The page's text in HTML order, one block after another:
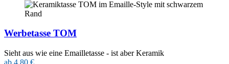
Werbetasse TOM
Sieht aus wie eine Emailletasse - ist aber Keramik